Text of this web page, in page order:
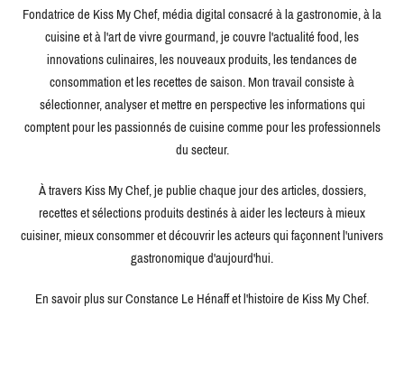
Fondatrice de Kiss My Chef, média digital consacré à la gastronomie, à la
cuisine et à l'art de vivre gourmand, je couvre l'actualité food, les
innovations culinaires, les nouveaux produits, les tendances de
consommation et les recettes de saison. Mon travail consiste à
sélectionner, analyser et mettre en perspective les informations qui
comptent pour les passionnés de cuisine comme pour les professionnels
du secteur.
À travers Kiss My Chef, je publie chaque jour des articles, dossiers,
recettes et sélections produits destinés à aider les lecteurs à mieux
cuisiner, mieux consommer et découvrir les acteurs qui façonnent l'univers
gastronomique d'aujourd'hui.
En savoir plus sur Constance Le Hénaff et l'histoire de Kiss My Chef.